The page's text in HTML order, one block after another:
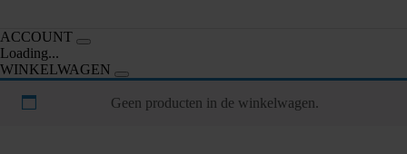
ACCOUNT
Loading...
WINKELWAGEN
Geen producten in de winkelwagen.